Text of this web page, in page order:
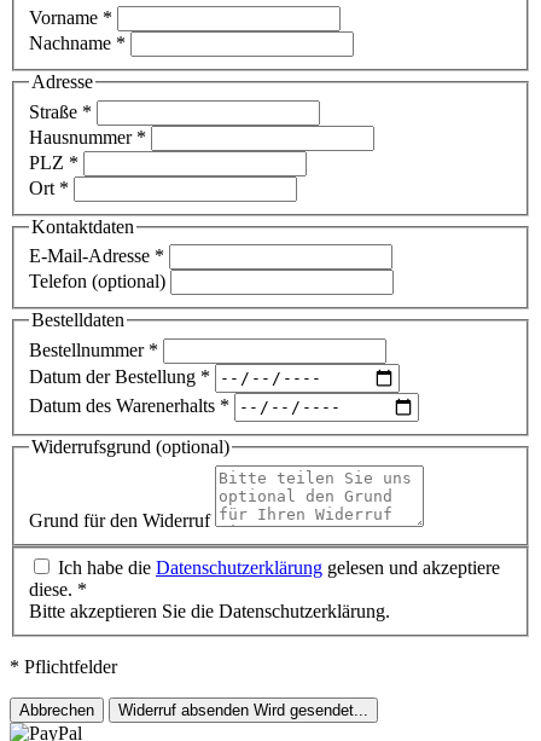
Vorname *
Nachname *
Adresse
Straße *
Hausnummer *
PLZ *
Ort *
Kontaktdaten
E-Mail-Adresse *
Telefon (optional)
Bestelldaten
Bestellnummer *
Datum der Bestellung *
Datum des Warenerhalts *
Widerrufsgrund (optional)
Grund für den Widerruf
Ich habe die Datenschutzerklärung gelesen und akzeptiere
diese. *
Bitte akzeptieren Sie die Datenschutzerklärung.
* Pflichtfelder
Abbrechen Widerruf absenden Wird gesendet...